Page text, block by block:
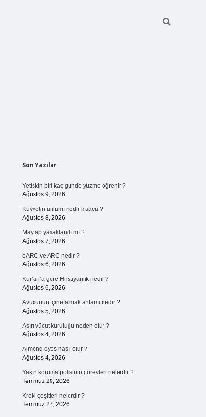
Sidebar
Son Yazılar
Yetişkin biri kaç günde yüzme öğrenir ?
Ağustos 9, 2026
Kuvvetin anlamı nedir kısaca ?
Ağustos 8, 2026
Maytap yasaklandı mı ?
Ağustos 7, 2026
eARC ve ARC nedir ?
Ağustos 6, 2026
Kur’an’a göre Hristiyanlık nedir ?
Ağustos 6, 2026
Avucunun içine almak anlamı nedir ?
Ağustos 5, 2026
Aşırı vücut kuruluğu neden olur ?
Ağustos 4, 2026
Almond eyes nasıl olur ?
Ağustos 4, 2026
Yakın koruma polisinin görevleri nelerdir ?
Temmuz 29, 2026
Kroki çeşitleri nelerdir ?
Temmuz 27, 2026